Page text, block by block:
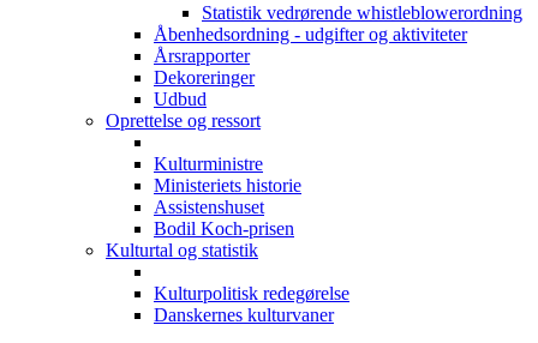
Statistik vedrørende whistleblowerordning
Åbenhedsordning - udgifter og aktiviteter
Årsrapporter
Dekoreringer
Udbud
Oprettelse og ressort
Kulturministre
Ministeriets historie
Assistenshuset
Bodil Koch-prisen
Kulturtal og statistik
Kulturpolitisk redegørelse
Danskernes kulturvaner